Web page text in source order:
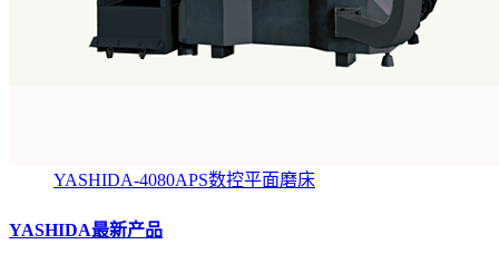
YASHIDA-4080APS数控平面磨床
YASHIDA最新产品